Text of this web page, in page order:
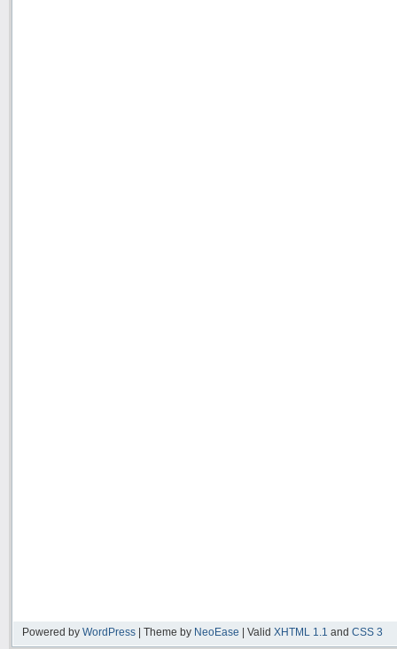
Powered by WordPress | Theme by NeoEase | Valid XHTML 1.1 and CSS 3